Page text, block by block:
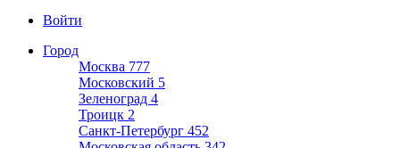
Войти
Город
Москва 777
Московский 5
Зеленоград 4
Троицк 2
Санкт-Петербург 452